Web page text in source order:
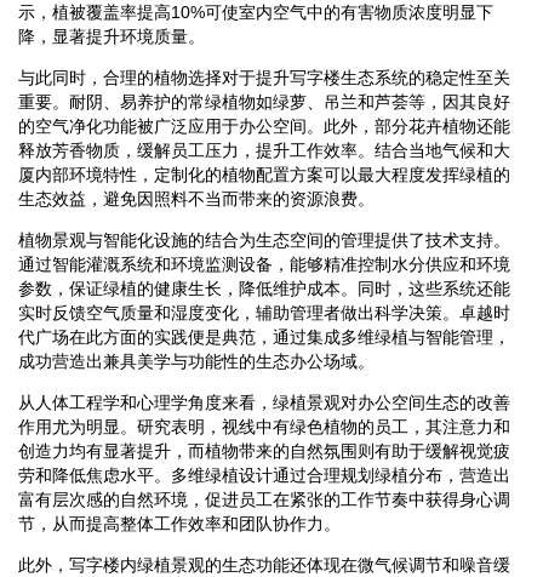
示，植被覆盖率提高10%可使室内空气中的有害物质浓度明显下
降，显著提升环境质量。
与此同时，合理的植物选择对于提升写字楼生态系统的稳定性至关
重要。耐阴、易养护的常绿植物如绿萝、吊兰和芦荟等，因其良好
的空气净化功能被广泛应用于办公空间。此外，部分花卉植物还能
释放芳香物质，缓解员工压力，提升工作效率。结合当地气候和大
厦内部环境特性，定制化的植物配置方案可以最大程度发挥绿植的
生态效益，避免因照料不当而带来的资源浪费。
植物景观与智能化设施的结合为生态空间的管理提供了技术支持。
通过智能灌溉系统和环境监测设备，能够精准控制水分供应和环境
参数，保证绿植的健康生长，降低维护成本。同时，这些系统还能
实时反馈空气质量和湿度变化，辅助管理者做出科学决策。卓越时
代广场在此方面的实践便是典范，通过集成多维绿植与智能管理，
成功营造出兼具美学与功能性的生态办公场域。
从人体工程学和心理学角度来看，绿植景观对办公空间生态的改善
作用尤为明显。研究表明，视线中有绿色植物的员工，其注意力和
创造力均有显著提升，而植物带来的自然氛围则有助于缓解视觉疲
劳和降低焦虑水平。多维绿植设计通过合理规划绿植分布，营造出
富有层次感的自然环境，促进员工在紧张的工作节奏中获得身心调
节，从而提高整体工作效率和团队协作力。
此外，写字楼内绿植景观的生态功能还体现在微气候调节和噪音缓